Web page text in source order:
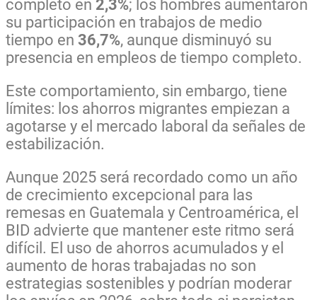
completo en 2,3%; los hombres aumentaron
su participación en trabajos de medio
tiempo en 36,7%, aunque disminuyó su
presencia en empleos de tiempo completo.
Este comportamiento, sin embargo, tiene
límites: los ahorros migrantes empiezan a
agotarse y el mercado laboral da señales de
estabilización.
Aunque 2025 será recordado como un año
de crecimiento excepcional para las
remesas en Guatemala y Centroamérica, el
BID advierte que mantener este ritmo será
difícil. El uso de ahorros acumulados y el
aumento de horas trabajadas no son
estrategias sostenibles y podrían moderar